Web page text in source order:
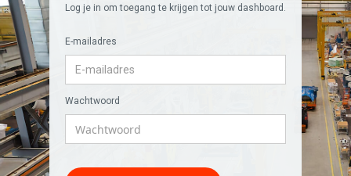
Log je in om toegang te krijgen tot jouw dashboard.
E-mailadres
Wachtwoord